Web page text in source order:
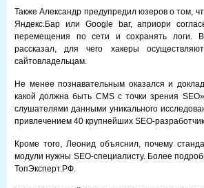
Также Александр предупредил юзеров о том,
Яндекс.Бар или Google bar, априори
перемещения по сети и сохранять логи.
рассказал, для чего хакеры
сайтовладельцам.
Не менее познавательным оказался и доклад
какой должна быть CMS с точки зрения
слушателями данными уникального
привлечением 40 крупнейших SEO-
Кроме того, Леонид объяснил, почему
модули нужны SEO-специалисту. Более
ТопЭксперт.РФ.